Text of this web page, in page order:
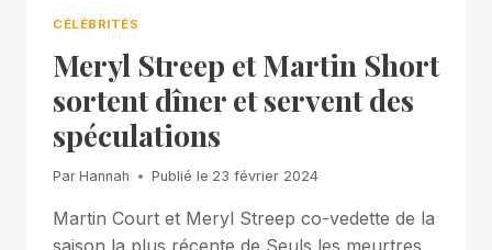
CÉLÉBRITÉS
Meryl Streep et Martin Short
sortent dîner et servent des
spéculations
Par Hannah Publié le 23 février 2024
Martin Court et Meryl Streep co-vedette de la